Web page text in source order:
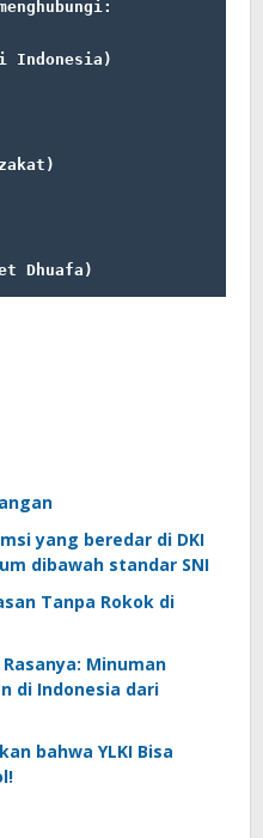
:
:
:
:
Dhuafa)              :
yang beredar di DKI
dibawah standar SNI
Tanpa Rokok di
Minuman
di Indonesia dari
bahwa YLKI Bisa